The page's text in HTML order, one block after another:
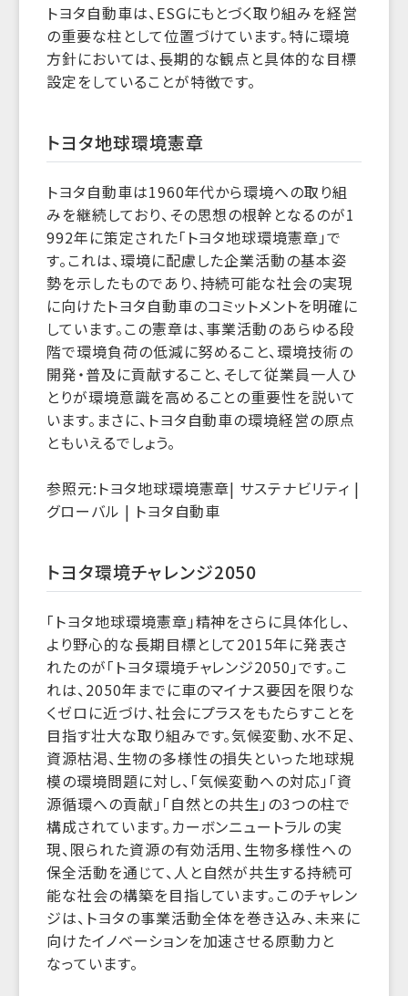
トヨタ自動車は、ESGにもとづく取り組みを経営
の重要な柱として位置づけています。特に環境
方針においては、長期的な観点と具体的な目標
設定をしていることが特徴です。
トヨタ地球環境憲章
トヨタ自動車は1960年代から環境への取り組
みを継続しており、その思想の根幹となるのが1
992年に策定された「トヨタ地球環境憲章」で
す。これは、環境に配慮した企業活動の基本姿
勢を示したものであり、持続可能な社会の実現
に向けたトヨタ自動車のコミットメントを明確に
しています。この憲章は、事業活動のあらゆる段
階で環境負荷の低減に努めること、環境技術の
開発・普及に貢献すること、そして従業員一人ひ
とりが環境意識を高めることの重要性を説いて
います。まさに、トヨタ自動車の環境経営の原点
ともいえるでしょう。
参照元:トヨタ地球環境憲章| サステナビリティ |
グローバル | トヨタ自動車
トヨタ環境チャレンジ2050
「トヨタ地球環境憲章」精神をさらに具体化し、
より野心的な長期目標として2015年に発表さ
れたのが「トヨタ環境チャレンジ2050」です。こ
れは、2050年までに車のマイナス要因を限りな
くゼロに近づけ、社会にプラスをもたらすことを
目指す壮大な取り組みです。気候変動、水不足、
資源枯渇、生物の多様性の損失といった地球規
模の環境問題に対し、「気候変動への対応」「資
源循環への貢献」「自然との共生」の3つの柱で
構成されています。カーボンニュートラルの実
現、限られた資源の有効活用、生物多様性への
保全活動を通じて、人と自然が共生する持続可
能な社会の構築を目指しています。このチャレン
ジは、トヨタの事業活動全体を巻き込み、未来に
向けたイノベーションを加速させる原動力と
なっています。